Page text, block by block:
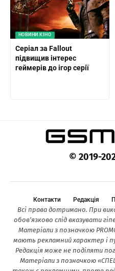
НОВИНИ КІНО
Серіал за Fallout
підвищив інтерес
геймерів до ігор серії
© 2019-
Контакти Редакція
Всі права дотримано. При
обов’язково слід вказувати
Матеріали з позначкою
мають рекламний характер і
Редакція може не поділяти
Матеріали з позначкою